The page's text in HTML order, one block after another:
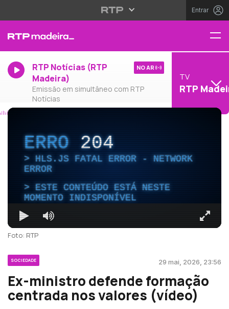
Entrar
RTP Notícias (RTP
Madeira)
Emissão em simultâneo com RTP
Notícias
NO AR
TV
RTP
ERRO204
HLS.JS FATAL ERROR - NETWORK
ERROR
ESTE CONTEÚDO ESTÁ NESTE
MOMENTO INDISPONÍVEL
Foto: RTP
SOCIEDADE 29 mai, 2026, 23:56
Ex-ministro defende formação
centrada nos valores (vídeo)